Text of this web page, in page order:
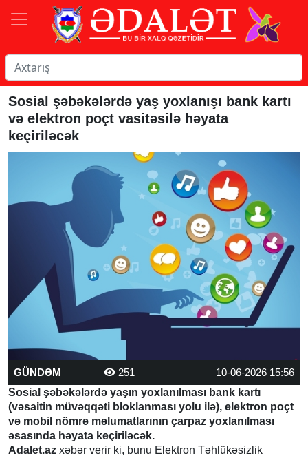
Sosial şəbəkələrdə yaş yoxlanışı bank kartı
və elektron poçt vasitəsilə həyata
keçiriləcək
GÜNDƏM 251
10-06-2026 15:56
Sosial şəbəkələrdə yaşın yoxlanılması bank kartı
(vəsaitin müvəqqəti bloklanması yolu ilə), elektron poçt
və mobil nömrə məlumatlarının çarpaz yoxlanılması
əsasında həyata keçiriləcək.
Adalet.az xəbər verir ki, bunu Elektron Təhlükəsizlik